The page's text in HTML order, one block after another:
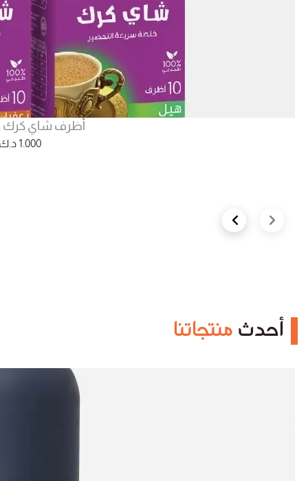
أظرف شاي كرك
1.000
Next slidePrevious slide
أحدث منتجاتنا